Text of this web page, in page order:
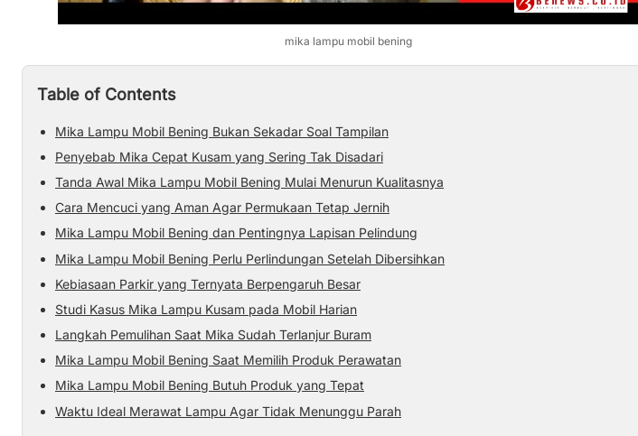
mika lampu mobil bening
Table of Contents
Mika Lampu Mobil Bening Bukan Sekadar Soal Tampilan
Penyebab Mika Cepat Kusam yang Sering Tak Disadari
Tanda Awal Mika Lampu Mobil Bening Mulai Menurun Kualitasnya
Cara Mencuci yang Aman Agar Permukaan Tetap Jernih
Mika Lampu Mobil Bening dan Pentingnya Lapisan Pelindung
Mika Lampu Mobil Bening Perlu Perlindungan Setelah Dibersihkan
Kebiasaan Parkir yang Ternyata Berpengaruh Besar
Studi Kasus Mika Lampu Kusam pada Mobil Harian
Langkah Pemulihan Saat Mika Sudah Terlanjur Buram
Mika Lampu Mobil Bening Saat Memilih Produk Perawatan
Mika Lampu Mobil Bening Butuh Produk yang Tepat
Waktu Ideal Merawat Lampu Agar Tidak Menunggu Parah